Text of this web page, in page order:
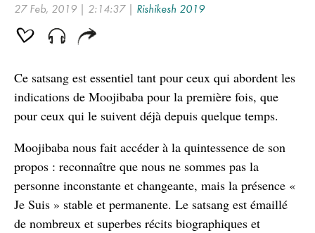
minutes,
seconds
27 Feb, 2019 | 2:14:37 | Rishikesh 2019
Ce satsang est essentiel tant pour ceux qui abordent les
indications de Moojibaba pour la première fois, que
pour ceux qui le suivent déjà depuis quelque temps.
Moojibaba nous fait accéder à la quintessence de son
propos : reconnaître que nous ne sommes pas la
personne inconstante et changeante, mais la présence «
Je Suis » stable et permanente. Le satsang est émaillé
de nombreux et superbes récits biographiques et